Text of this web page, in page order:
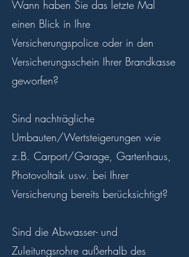
Wann haben Sie das letzte Mal
einen Blick in Ihre
Versicherungspolice oder in den
Versicherungsschein Ihrer Brandkasse
geworfen?
Sind nachträgliche
Umbauten/Wertsteigerungen wie
z.B. Carport/Garage, Gartenhaus,
Photovoltaik usw. bei Ihrer
Versicherung bereits berücksichtigt?
Sind die Abwasser- und
Zuleitungsrohre außerhalb des